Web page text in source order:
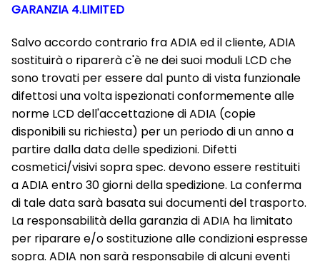
GARANZIA 4.LIMITED
Salvo accordo contrario fra ADIA ed il cliente, ADIA
sostituirà o riparerà c'è ne dei suoi moduli LCD che
sono trovati per essere dal punto di vista funzionale
difettosi una volta ispezionati conformemente alle
norme LCD dell'accettazione di ADIA (copie
disponibili su richiesta) per un periodo di un anno a
partire dalla data delle spedizioni. Difetti
cosmetici/visivi sopra spec. devono essere restituiti
a ADIA entro 30 giorni della spedizione. La conferma
di tale data sarà basata sui documenti del trasporto.
La responsabilità della garanzia di ADIA ha limitato
per riparare e/o sostituzione alle condizioni espresse
sopra. ADIA non sarà responsabile di alcuni eventi